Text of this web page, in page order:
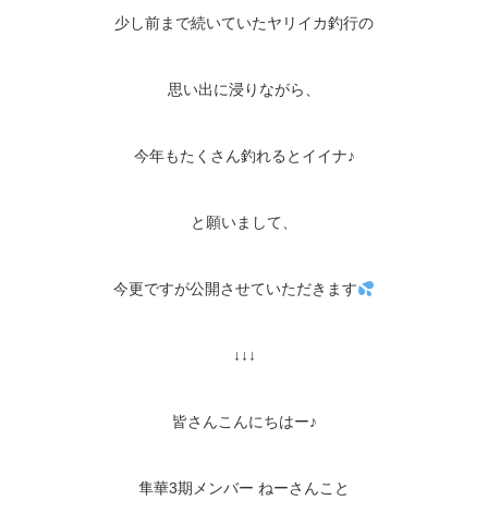
少し前まで続いていたヤリイカ釣行の
思い出に浸りながら、
今年もたくさん釣れるとイイナ♪
と願いまして、
今更ですが公開させていただきます
↓↓↓
皆さんこんにちはー♪
隼華3期メンバー ねーさんこと